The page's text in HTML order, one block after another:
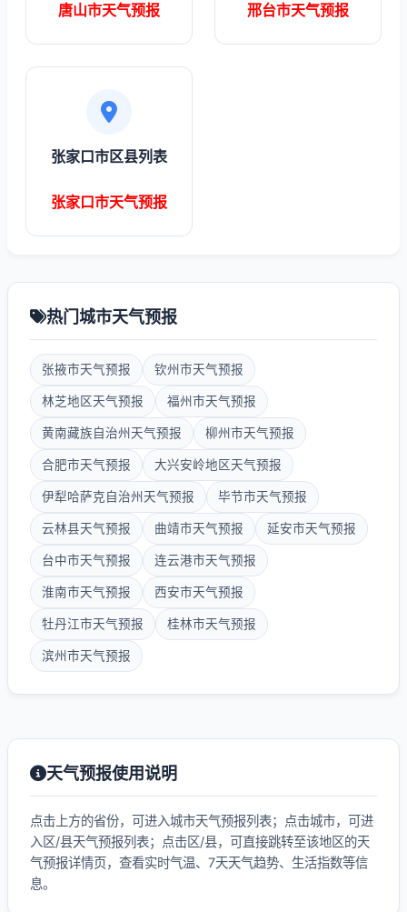
唐山市天气预报 邢台市天气预报
张家口市区县列表
张家口市天气预报
热门城市天气预报
张掖市天气预报 钦州市天气预报
林芝地区天气预报 福州市天气预报
黄南藏族自治州天气预报 柳州市天气预报
合肥市天气预报 大兴安岭地区天气预报
伊犁哈萨克自治州天气预报 毕节市天气预报
云林县天气预报 曲靖市天气预报 延安市天气预报
台中市天气预报 连云港市天气预报
淮南市天气预报 西安市天气预报
牡丹江市天气预报 桂林市天气预报
滨州市天气预报
天气预报使用说明
点击上方的省份，可进入城市天气预报列表；点击城市，可进
入区/县天气预报列表；点击区/县，可直接跳转至该地区的天
气预报详情页，查看实时气温、7天天气趋势、生活指数等信
息。